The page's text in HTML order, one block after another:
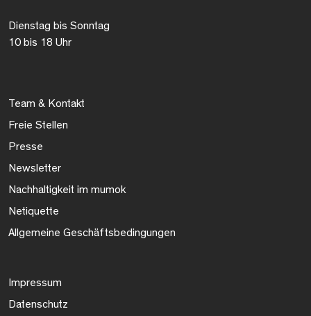
Dienstag bis Sonntag
10 bis 18 Uhr
Team & Kontakt
Freie Stellen
Presse
Newsletter
Nachhaltigkeit im mumok
Netiquette
Allgemeine Geschäftsbedingungen
Impressum
Datenschutz